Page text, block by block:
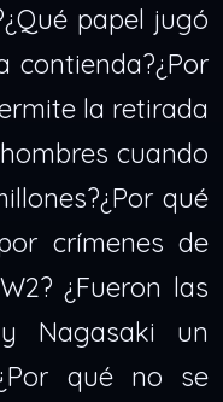
papel jugó
contienda?¿Por
la retirada
cuando
qué
crímenes de
¿Fueron las
Nagasaki un
qué no se